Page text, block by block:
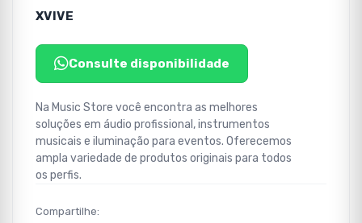
XVIVE
Consulte disponibilidade
Na Music Store você encontra as melhores
soluções em áudio profissional, instrumentos
musicais e iluminação para eventos. Oferecemos
ampla variedade de produtos originais para todos
os perfis.
Compartilhe: